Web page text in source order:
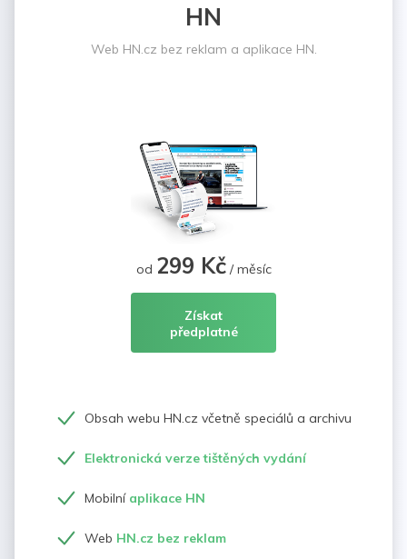
HN
Web HN.cz bez reklam a aplikace HN.
od 299 Kč/ měsíc
Získat
předplatné
Obsah webu HN.cz včetně speciálů a archivu
Elektronická verze tištěných vydání
Mobilní aplikace HN
Web HN.cz bez reklam